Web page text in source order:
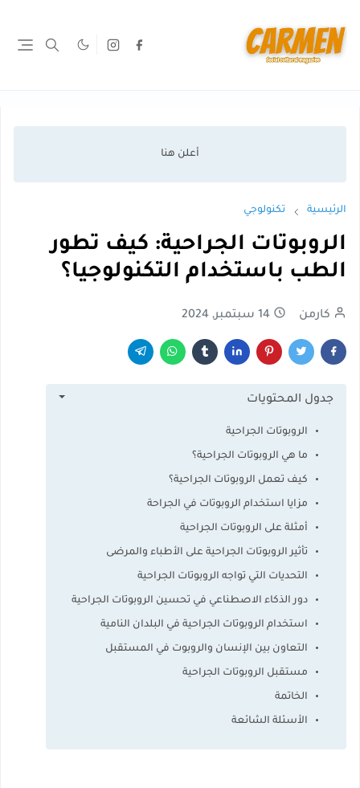
الرئيسية تكنولوجي
الروبوتات الجراحية: كيف تطور
الطب باستخدام التكنولوجيا؟
كارمن 14 سبتمبر, 2024
جدول المحتويات
الروبوتات الجراحية
ما هي الروبوتات الجراحية؟
كيف تعمل الروبوتات الجراحية؟
مزايا استخدام الروبوتات في الجراحة
أمثلة على الروبوتات الجراحية
تأثير الروبوتات الجراحية على الأطباء والمرضى
التحديات التي تواجه الروبوتات الجراحية
دور الذكاء الاصطناعي في تحسين الروبوتات الجراحية
استخدام الروبوتات الجراحية في البلدان النامية
التعاون بين الإنسان والروبوت في المستقبل
مستقبل الروبوتات الجراحية
الخاتمة
الأسئلة الشائعة